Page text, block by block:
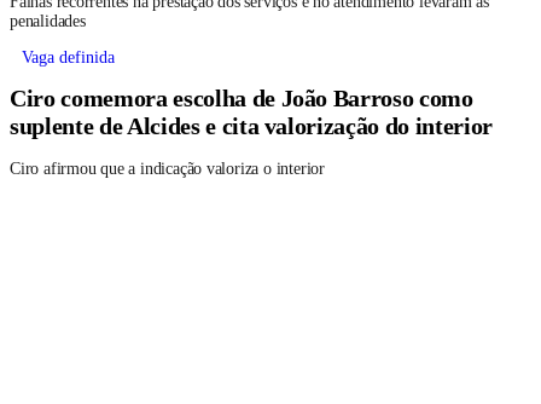
penalidades
Vaga definida
Ciro comemora escolha de João Barroso como
suplente de Alcides e cita valorização do interior
Ciro afirmou que a indicação valoriza o interior